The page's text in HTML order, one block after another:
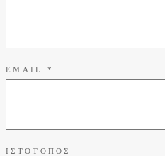
EMAIL *
ΙΣΤΌΤΟΠΟΣ